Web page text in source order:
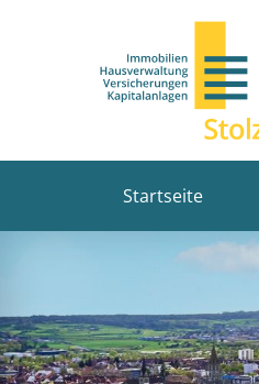
Startseite